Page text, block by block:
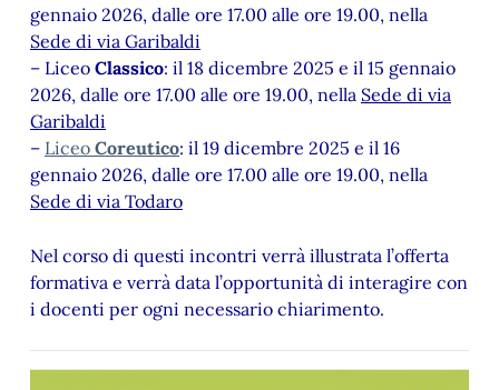
gennaio 2026, dalle ore 17.00 alle ore 19.00, nella
Sede di via Garibaldi
– Liceo Classico: il 18 dicembre 2025 e il 15 gennaio
2026, dalle ore 17.00 alle ore 19.00, nella Sede di via
Garibaldi
– Liceo Coreutico: il 19 dicembre 2025 e il 16
gennaio 2026, dalle ore 17.00 alle ore 19.00, nella
Sede di via Todaro
Nel corso di questi incontri verrà illustrata l’offerta
formativa e verrà data l’opportunità di interagire con
i docenti per ogni necessario chiarimento.